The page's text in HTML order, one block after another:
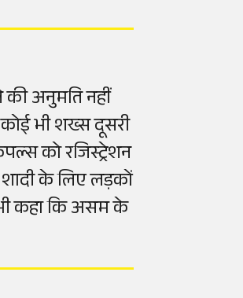
अनुमति नहीं
कोई भी शख्स दूसरी
को रजिस्ट्रेशन
शादी के लिए लड़कों
कहा कि असम के